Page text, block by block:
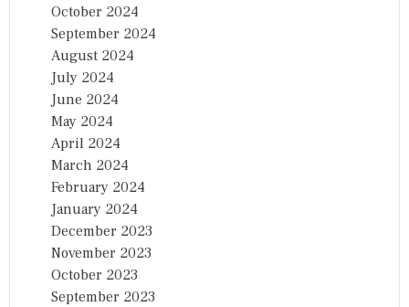
October 2024
September 2024
August 2024
July 2024
June 2024
May 2024
April 2024
March 2024
February 2024
January 2024
December 2023
November 2023
October 2023
September 2023